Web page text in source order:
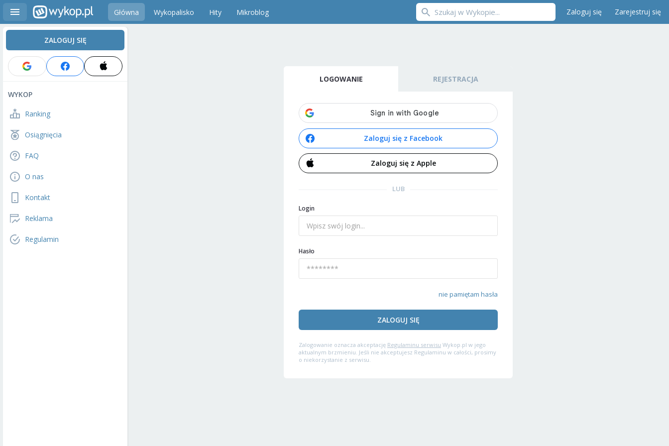
Główna Wykopalisko Hity Mikroblog Zaloguj się Zarejestruj się
ZALOGUJ SIĘ
WYKOP
Ranking
Osiągnięcia
FAQ
O nas
Kontakt
Reklama
Regulamin
LOGOWANIE REJESTRACJA
Zaloguj się z Facebook
Zaloguj się z Apple
LUB
Login
Hasło
nie pamiętam hasła
ZALOGUJ SIĘ
Zalogowanie oznacza akceptację Regulaminu serwisu Wykop.pl w jego
aktualnym brzmieniu. Jeśli nie akceptujesz Regulaminu w całości, prosimy
o niekorzystanie z serwisu.